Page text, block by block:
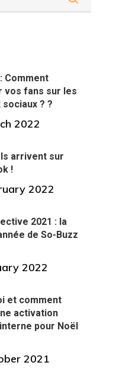
Comment
vos fans sur les
? ?
2022
arrivent sur
!
2022
2021 : la
de So-Buzz
2022
et comment
activation
pour Noël
2021